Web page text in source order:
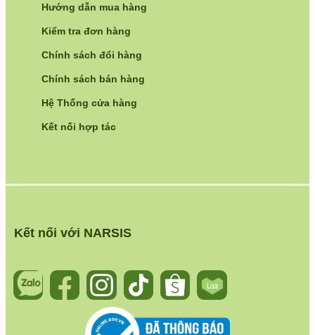
Kết nối với NARSIS
Hướng dẫn mua hàng
Kiểm tra đơn hàng
Chính sách đổi hàng
Chính sách bán hàng
Hệ Thống cửa hàng
Kết nối hợp tác